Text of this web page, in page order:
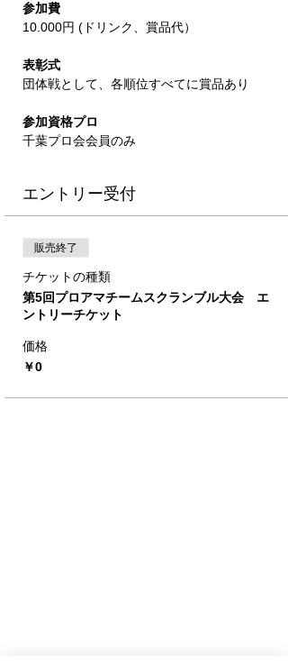
参加費
10.000円 (ドリンク、賞品代）
表彰式
団体戦として、各順位すべてに賞品あり
参加資格プロ
千葉プロ会会員のみ
エントリー受付
販売終了
チケットの種類
第5回プロアマチームスクランブル大会 エ
ントリーチケット
価格
￥0